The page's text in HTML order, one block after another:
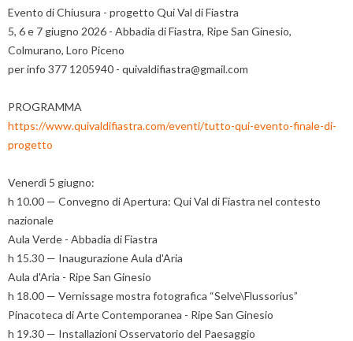
Evento di Chiusura - progetto Qui Val di Fiastra
5, 6 e 7 giugno 2026 - Abbadia di Fiastra, Ripe San Ginesio,
Colmurano, Loro Piceno
per info 377 1205940 - quivaldifiastra@gmail.com
PROGRAMMA
https://www.quivaldifiastra.com/eventi/tutto-qui-evento-finale-di-
progetto
Venerdì 5 giugno:
h 10.00 — Convegno di Apertura: Qui Val di Fiastra nel contesto
nazionale
Aula Verde - Abbadia di Fiastra
h 15.30 — Inaugurazione Aula d'Aria
Aula d'Aria - Ripe San Ginesio
h 18.00 — Vernissage mostra fotografica “Selve\Flussorius”
Pinacoteca di Arte Contemporanea - Ripe San Ginesio
h 19.30 — Installazioni Osservatorio del Paesaggio